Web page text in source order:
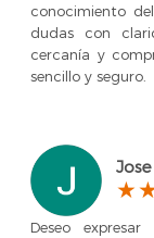
conocimiento
dudas con
cercanía y
sencillo y seguro.
Deseo